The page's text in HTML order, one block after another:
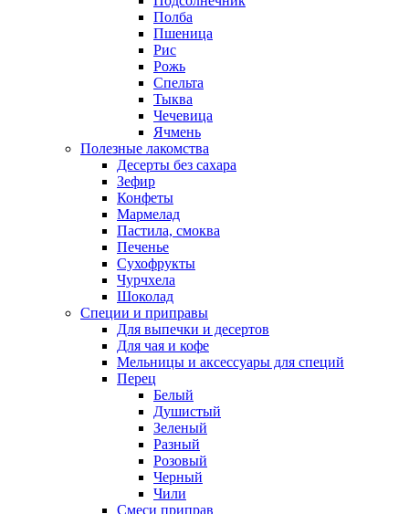
Полба
Пшеница
Рис
Рожь
Спельта
Тыква
Чечевица
Ячмень
Полезные лакомства
Десерты без сахара
Зефир
Конфеты
Мармелад
Пастила, смоква
Печенье
Сухофрукты
Чурчхела
Шоколад
Специи и приправы
Для выпечки и десертов
Для чая и кофе
Мельницы и аксессуары для специй
Перец
Белый
Душистый
Зеленый
Разный
Розовый
Черный
Чили
Смеси приправ